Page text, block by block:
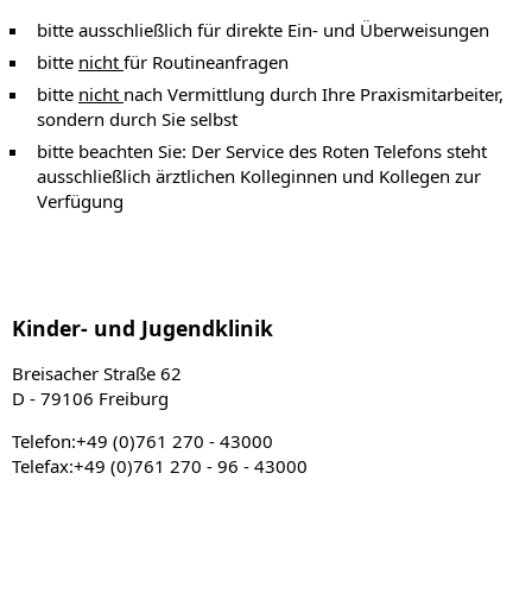
bitte ausschließlich für direkte Ein- und Überweisungen
bitte nicht für Routineanfragen
bitte nicht nach Vermittlung durch Ihre Praxismitarbeiter,
sondern durch Sie selbst
bitte beachten Sie: Der Service des Roten Telefons steht
ausschließlich ärztlichen Kolleginnen und Kollegen zur
Verfügung
Kinder- und Jugendklinik
Breisacher Straße 62
D - 79106 Freiburg
Telefon:+49 (0)761 270 - 43000
Telefax:+49 (0)761 270 - 96 - 43000